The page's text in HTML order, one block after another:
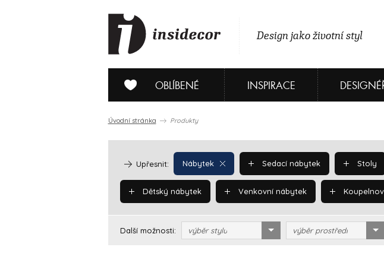
Design jako životní styl
OBLÍBENÉ INSPIRACE
Úvodní stránka Produkty
Nábytek
Upřesnit: Sedací nábytek Stoly
Dětský nábytek Venkovní nábytek
Další možnosti: výběr stylu výběr prostředí